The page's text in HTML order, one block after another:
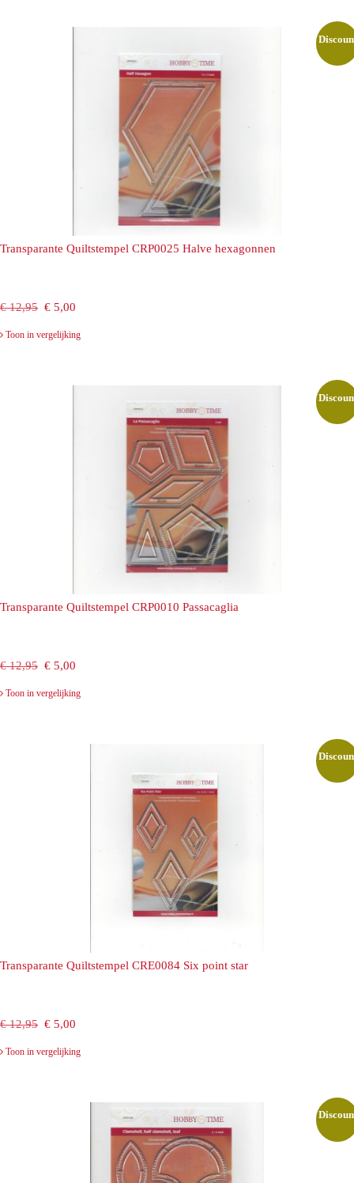
€ 12,95.
Transparante Quiltstempel CRP0025 Halve hexagonnen
€12,95 Oorspronkelijke
prijs
€ 12,95.
€5,00
prijs
Toon in vergelijking
Transparante Quiltstempel CRP0010 Passacaglia
€12,95 Oorspronkelijke
prijs
€5,00
prijs
€ 5,00.
Toon in vergelijking
Transparante Quiltstempel CRE0084 Six point star
€12,95 Oorspronkelijke
prijs
€5,00
prijs
€ 5,00.
Toon in vergelijking